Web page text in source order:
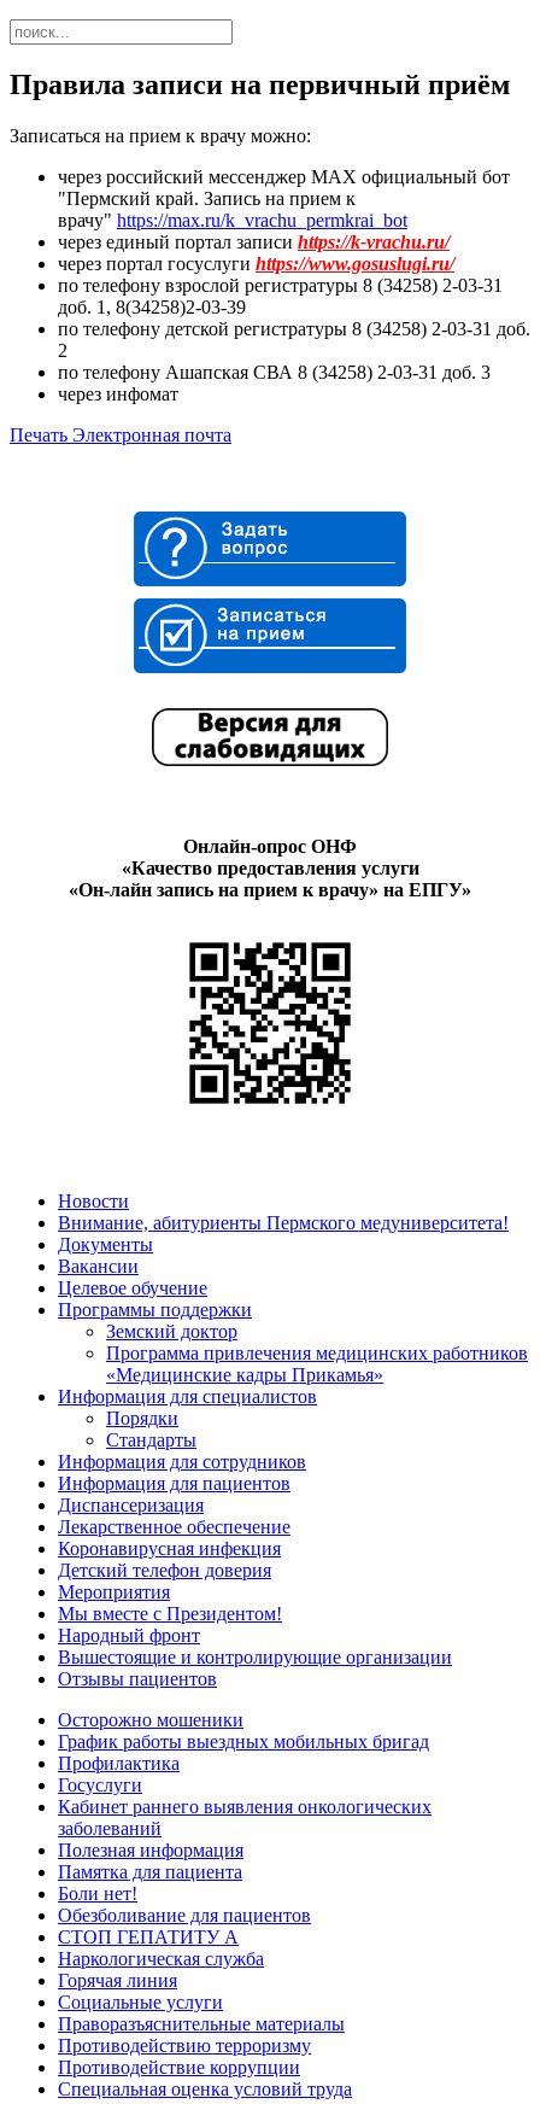
Правила записи на первичный приём
Записаться на прием к врачу можно:
через российский мессенджер МАХ официальный бот
"Пермский край. Запись на прием к
врачу" https://max.ru/k_vrachu_permkrai_bot
через единый портал записи https://k-vrachu.ru/
через портал госуслуги https://www.gosuslugi.ru/
по телефону взрослой регистратуры 8 (34258) 2-03-31
доб. 1, 8(34258)2-03-39
по телефону детской регистратуры 8 (34258) 2-03-31 доб.
2
по телефону Ашапская СВА 8 (34258) 2-03-31 доб. 3
через инфомат
Печать Электронная почта
Онлайн-опрос ОНФ
«Качество предоставления услуги
«Он-лайн запись на прием к врачу» на ЕПГУ»
Новости
Внимание, абитуриенты Пермского медуниверситета!
Документы
Вакансии
Целевое обучение
Программы поддержки
Земский доктор
Программа привлечения медицинских работников
«Медицинские кадры Прикамья»
Информация для специалистов
Порядки
Стандарты
Информация для сотрудников
Информация для пациентов
Диспансеризация
Лекарственное обеспечение
Коронавирусная инфекция
Детский телефон доверия
Мероприятия
Мы вместе с Президентом!
Народный фронт
Вышестоящие и контролирующие организации
Отзывы пациентов
Осторожно мошеники
График работы выездных мобильных бригад
Профилактика
Госуслуги
Кабинет раннего выявления онкологических
заболеваний
Полезная информация
Памятка для пациента
Боли нет!
Обезболивание для пациентов
СТОП ГЕПАТИТУ А
Наркологическая служба
Горячая линия
Социальные услуги
Праворазъяснительные материалы
Противодействию терроризму
Противодействие коррупции
Специальная оценка условий труда